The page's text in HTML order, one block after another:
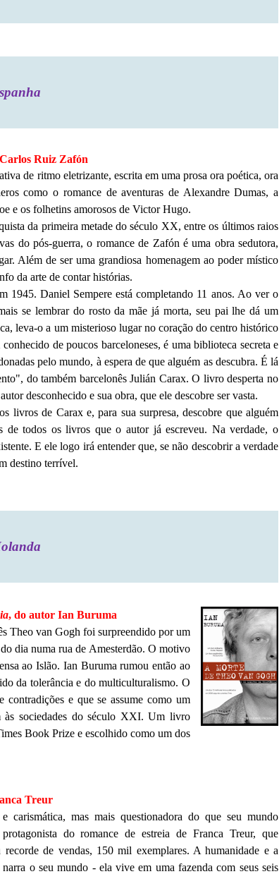
Ruiz Zafón
de ritmo eletrizante, escrita em uma prosa ora poética, ora
como o romance de aventuras de Alexandre Dumas, a
e os folhetins amorosos de Victor Hugo.
da primeira metade do século XX, entre os últimos raios
do pós-guerra, o romance de Zafón é uma obra sedutora,
Além de ser uma grandiosa homenagem ao poder místico
da arte de contar histórias.
1945. Daniel Sempere está completando 11 anos. Ao ver o
se lembrar do rosto da mãe já morta, seu pai lhe dá um
leva-o a um misterioso lugar no coração do centro histórico
de poucos barceloneses, é uma biblioteca secreta e
pelo mundo, à espera de que alguém as descubra. É lá
do também barcelonês Julián Carax. O livro desperta no
desconhecido e sua obra, que ele descobre ser vasta.
livros de Carax e, para sua surpresa, descobre que alguém
de todos os livros que o autor já escreveu. Na verdade, o
E ele logo irá entender que, se não descobrir a verdade
destino terrível.
, do autor Ian Buruma
Theo van Gogh foi surpreendido por um
dia numa rua de Amesterdão. O motivo
ao Islão. Ian Buruma rumou então ao
da tolerância e do multiculturalismo. O
contradições e que se assume como um
às sociedades do século XXI. Um livro
Book Prize e escolhido como um dos
Treur
carismática, mas mais questionadora do que seu mundo
do romance de estreia de Franca Treur, que
recorde de vendas, 150 mil exemplares. A humanidade e a
o seu mundo - ela vive em uma fazenda com seus seis